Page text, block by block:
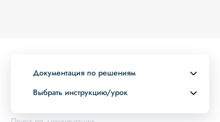
Документация по решениям
Выбрать инструкцию/урок
Описание курса